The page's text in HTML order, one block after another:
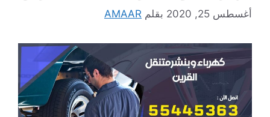
أغسطس 25, 2020 بقلم AMAAR